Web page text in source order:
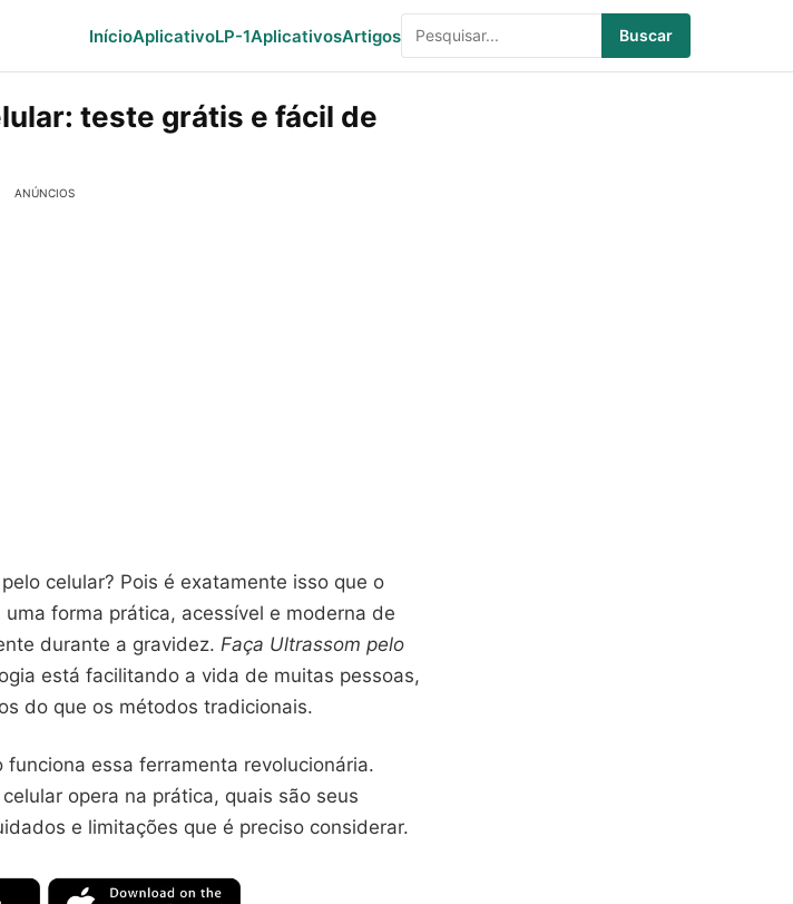
InícioAplicativoLP-1AplicativosArtigos Buscar
teste grátis e fácil de
ANÚNCIOS
celular? Pois é exatamente isso que o
forma prática, acessível e moderna de
durante a gravidez. Faça Ultrassom pelo
está facilitando a vida de muitas pessoas,
do que os métodos tradicionais.
essa ferramenta revolucionária.
opera na prática, quais são seus
e limitações que é preciso considerar.